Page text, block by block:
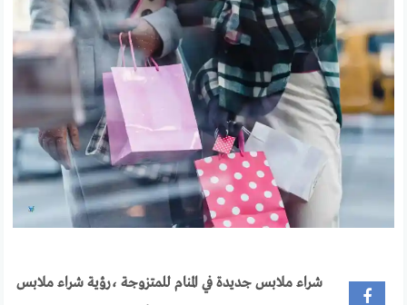
شراء ملابس جديدة في المنام للمتزوجة ،رؤية شراء ملابس